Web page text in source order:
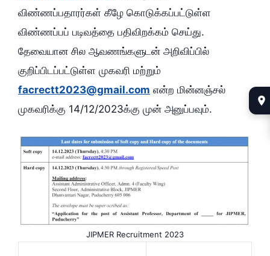
விண்ணப்பதாரர்கள் கீழே கொடுக்கப்பட்டுள்ள
விண்ணப்பப் படிவத்தை பதிவிறக்கம் செய்து.
தேவையான சில ஆவணங்களுடன் அறிவிப்பில்
குறிப்பிடப்பட்டுள்ள முகவரி மற்றும்
facrectt2023@gmail.com என்ற மின்னஞ்சல்
முகவரிக்கு 14/12/2023க்கு முன் அனுப்பவும்.
JIPMER Recruitment 2023